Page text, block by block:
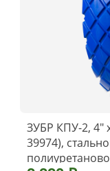
ЗУБР КПУ-2, 4″
39974),